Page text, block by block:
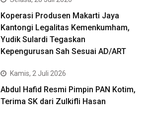
Koperasi Produsen Makarti Jaya
Kantongi Legalitas Kemenkumham,
Yudik Sulardi Tegaskan
Kepengurusan Sah Sesuai AD/ART
Kamis, 2 Juli 2026
Abdul Hafid Resmi Pimpin PAN Kotim,
Terima SK dari Zulkifli Hasan